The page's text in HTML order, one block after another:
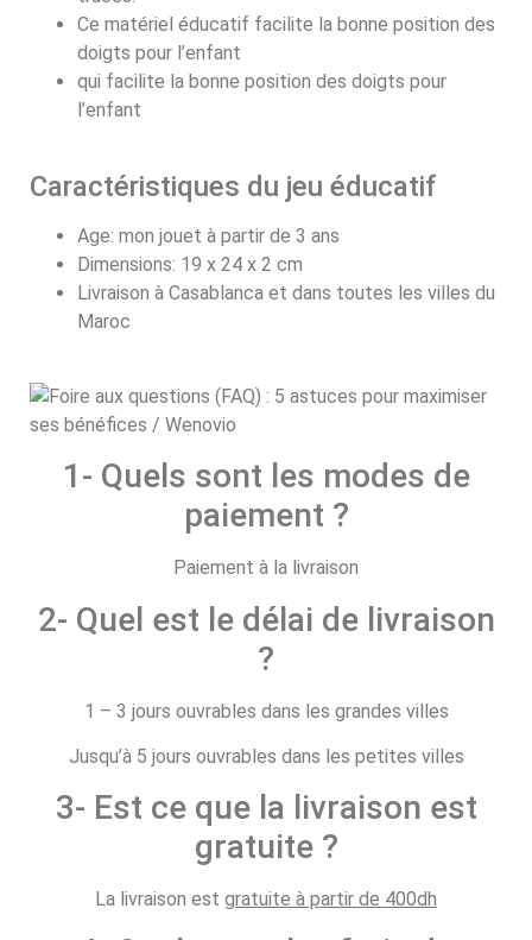
Ce matériel éducatif facilite la bonne position des
doigts pour l’enfant
qui facilite la bonne position des doigts pour
l’enfant
Caractéristiques du jeu éducatif
Age: mon jouet à partir de 3 ans
Dimensions: 19 x 24 x 2 cm
Livraison à Casablanca et dans toutes les villes du
Maroc
1- Quels sont les modes de
paiement ?
Paiement à la livraison
2- Quel est le délai de livraison
?
1 – 3 jours ouvrables dans les grandes villes
Jusqu’à 5 jours ouvrables dans les petites villes
3- Est ce que la livraison est
gratuite ?
La livraison est gratuite à partir de 400dh